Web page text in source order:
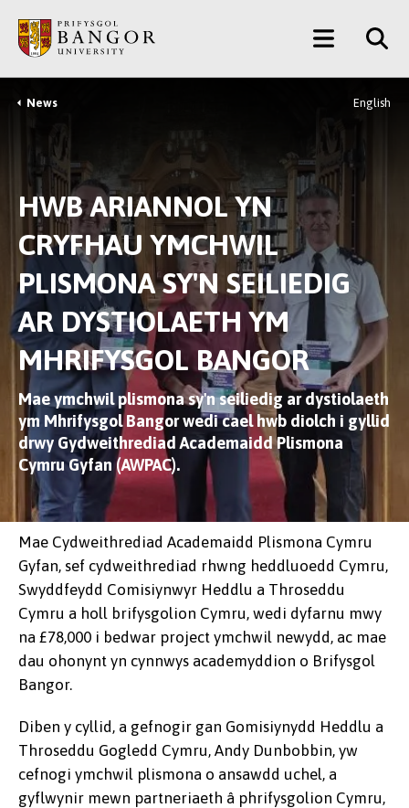
Prif
Gynnwys
Main
Menu
Breadcrumb
News English
HWB ARIANNOL YN
CRYFHAU YMCHWIL
PLISMONA SY'N SEILIEDIG
AR DYSTIOLAETH YM
MHRIFYSGOL BANGOR
Mae ymchwil plismona sy'n seiliedig ar dystiolaeth
ym Mhrifysgol Bangor wedi cael hwb diolch i gyllid
drwy Gydweithrediad Academaidd Plismona
Cymru Gyfan (AWPAC).
Mae Cydweithrediad Academaidd Plismona Cymru
Gyfan, sef cydweithrediad rhwng heddluoedd Cymru,
Swyddfeydd Comisiynwyr Heddlu a Throseddu
Cymru a holl brifysgolion Cymru, wedi dyfarnu mwy
na £78,000 i bedwar project ymchwil newydd, ac mae
dau ohonynt yn cynnwys academyddion o Brifysgol
Bangor.
Diben y cyllid, a gefnogir gan Gomisiynydd Heddlu a
Throseddu Gogledd Cymru, Andy Dunbobbin, yw
cefnogi ymchwil plismona o ansawdd uchel, a
gyflwynir mewn partneriaeth â phrifysgolion Cymru,